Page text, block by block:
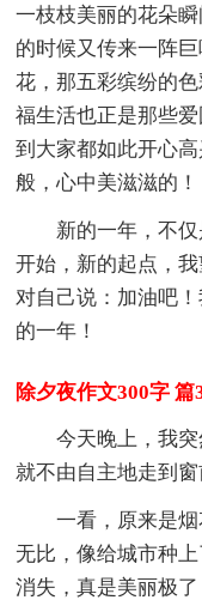
一枝枝美丽的花朵
的时候又传来一阵
花，那五彩缤纷的
福生活也正是那些爱
到大家都如此开心
般，心中美滋滋的！
新的一年，不
开始，新的起点，
对自己说：加油吧
的一年！
除夕夜作文300字 篇
今天晚上，我突
就不由自主地走到窗
一看，原来是
无比，像给城市种
消失，真是美丽极